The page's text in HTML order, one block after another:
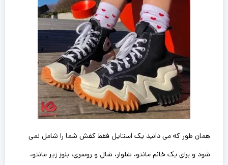
همان طور که می دانید یک استایل فقط کفش شما را شامل نمی
شود و برای یک خانم مانتو، شلوار، شال و روسری، بلوز زیر مانتو،